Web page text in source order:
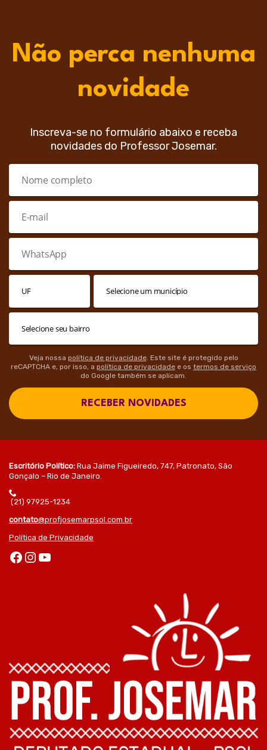
Não perca nenhuma
novidade
Inscreva-se no formulário abaixo e receba
novidades do Professor Josemar.
Veja nossa política de privacidade. Este site é protegido pelo
reCAPTCHA e, por isso, a política de privacidade e os termos de serviço
do Google também se aplicam.
RECEBER NOVIDADES
Escritório Político: Rua Jaime Figueiredo, 747, Patronato, São
Gonçalo – Rio de Janeiro.
(21) 97925-1234
contato@profjosemarpsol.com.br
Política de Privacidade
Facebook Instagram Youtube